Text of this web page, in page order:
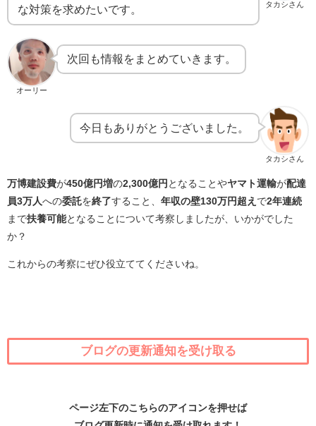
タカシさん
な対策を求めたいです。
オーリー
次回も情報をまとめていきます。
タカシさん
今日もありがとうございました。
万博建設費が450億円増の2,300億円 となることやヤマト運輸が配達
員3万人への委託を終了すること、 年収の壁130万円超え で2年連続
まで扶養可能となることについて考察しましたが、いかがでした
か？
これからの考察にぜひ役立ててくださいね。
ブログの更新通知を受け取る
ページ左下のこちらのアイコンを押せば